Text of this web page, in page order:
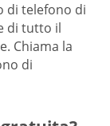
di telefono di
di tutto il
Chiama la
di